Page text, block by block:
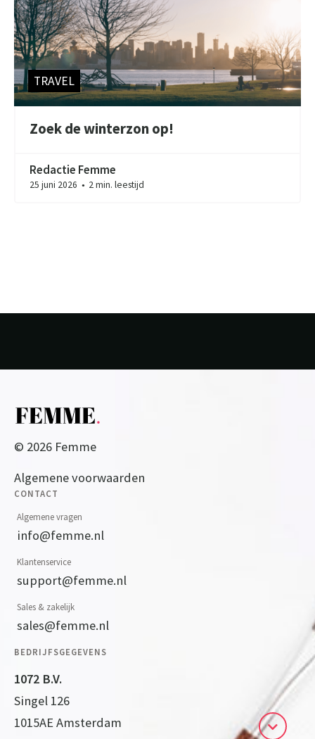
TRAVEL
Zoek de winterzon op!
Redactie Femme
25 juni 2026 ● 2 min. leestijd
© 2026 Femme
Algemene voorwaarden
CONTACT
Algemene vragen
info@femme.nl
Klantenservice
support@femme.nl
Sales & zakelijk
sales@femme.nl
BEDRIJFSGEGEVENS
1072 B.V.
Singel 126
1015AE Amsterdam